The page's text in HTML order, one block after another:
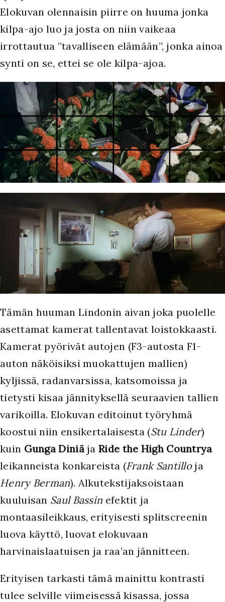
Elokuvan olennaisin piirre on huuma jonka
kilpa-ajo luo ja josta on niin vaikeaa
irrottautua ”tavalliseen elämään”, jonka ainoa
synti on se, ettei se ole kilpa-ajoa.
Tämän huuman Lindonin aivan joka puolelle
asettamat kamerat tallentavat loistokkaasti.
Kamerat pyörivät autojen (F3-autosta F1-
auton näköisiksi muokattujen mallien)
kyljissä, radanvarsissa, katsomoissa ja
tietysti kisaa jännityksellä seuraavien tallien
varikoilla. Elokuvan editoinut työryhmä
koostui niin ensikertalaisesta (Stu Linder)
kuin Gunga DiniäjaRide the High Countrya
leikanneista konkareista (Frank Santilloja
Henry Berman). Alkutekstijaksoistaan
kuuluisan Saul Bassin efektit ja
montaasileikkaus, erityisesti splitscreenin
luova käyttö, luovat elokuvaan
harvinaislaatuisen ja raa’an jännitteen.
Erityisen tarkasti tämä mainittu kontrasti
tulee selville viimeisessä kisassa, jossa